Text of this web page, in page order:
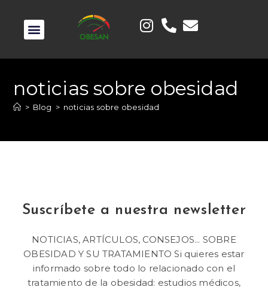
noticias sobre obesidad
> Blog > noticias sobre obesidad
Suscríbete a nuestra newsletter
NOTICIAS, ARTÍCULOS, CONSEJOS... SOBRE
OBESIDAD Y SU TRATAMIENTO Si quieres estar
informado sobre todo lo relacionado con el
tratamiento de la obesidad: estudios médicos,